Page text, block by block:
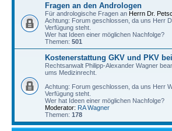
Fragen an den Andrologen
Für andrologische Fragen an Herrn Dr.
Achtung: Forum geschlossen, da uns Herr
Verfügung steht.
Wer hat Ideen einer möglichen Nachfolge?
Themen: 501
Kostenerstattung GKV und PKV
Rechtsanwalt Philipp-Alexander Wagner
ums Medizinrecht.
Achtung: Forum geschlossen, da uns Herr
Verfügung steht.
Wer hat Ideen einer möglichen Nachfolge?
Moderator: RA Wagner
Themen: 178